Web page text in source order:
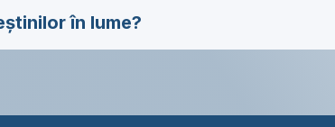
în lume?